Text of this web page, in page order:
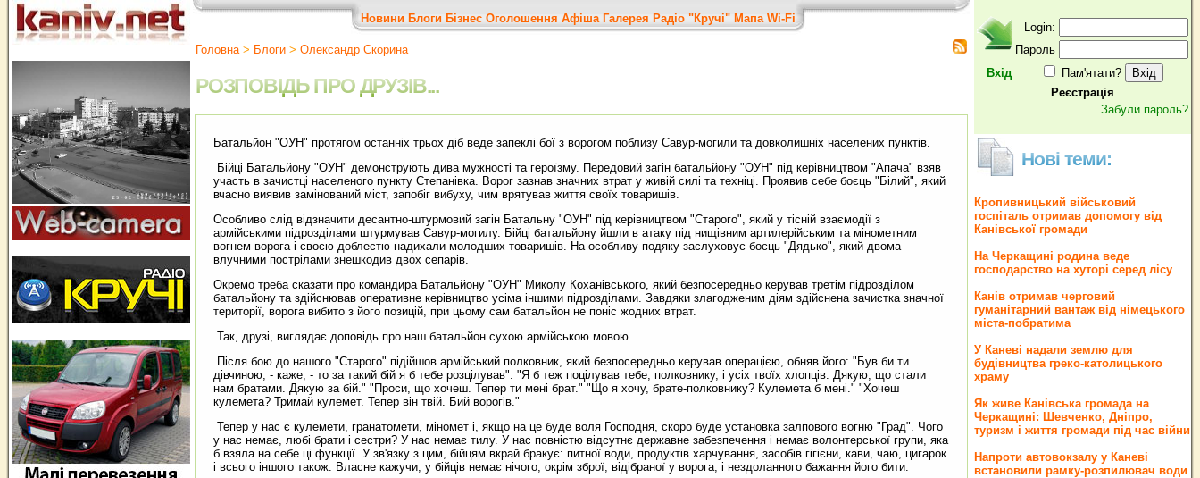
Новини Блоги Бізнес Оголошення Афіша Галерея Радіо "Кручі" Мапа Wi-Fi
Головна> Блоґи > Олександр Скорина
РОЗПОВІДЬ ПРО ДРУЗІВ...
Батальйон "ОУН" протягом останніх трьох діб веде запеклі бої з ворогом поблизу Савур-могили та довколишніх населених пунктів.
Бійці Батальйону "ОУН" демонструють дива мужності та героїзму. Передовий загін батальйону "ОУН" під керівництвом "Апача" взяв
участь в зачистці населеного пункту Степанівка. Ворог зазнав значних втрат у живій силі та техніці. Проявив себе боєць "Білий", який
вчасно виявив замінований міст, запобіг вибуху, чим врятував життя своїх товаришів.
Особливо слід відзначити десантно-штурмовий загін Батальну "ОУН" під керівництвом "Старого", який у тісній взаємодії з
армійськими підрозділами штурмував Савур-могилу. Бійці батальйону йшли в атаку під нищівним артилерійським та мінометним
вогнем ворога і своєю доблестю надихали молодших товаришів. На особливу подяку заслуховує боєць "Дядько", який двома
влучними пострілами знешкодив двох сепарів.
Окремо треба сказати про командира Батальйону "ОУН" Миколу Коханівського, який безпосередньо керував третім підрозділом
батальйону та здійснював оперативне керівництво усіма іншими підрозділами. Завдяки злагодженим діям здійснена зачистка значної
території, ворога вибито з його позицій, при цьому сам батальйон не поніс жодних втрат.
Так, друзі, виглядає доповідь про наш батальйон сухою армійською мовою.
Після бою до нашого "Старого" підійшов армійський полковник, який безпосередньо керував операцією, обняв його: "Був би ти
дівчиною, - каже, - то за такий бій я б тебе розцілував". "Я б теж поцілував тебе, полковнику, і усіх твоїх хлопців. Дякую, що стали
нам братами. Дякую за бій." "Проси, що хочеш. Тепер ти мені брат." "Що я хочу, брате-полковнику? Кулемета б мені." "Хочеш
кулемета? Тримай кулемет. Тепер він твій. Бий ворогів."
Тепер у нас є кулемети, гранатомети, міномет і, якщо на це буде воля Господня, скоро буде установка залпового вогню "Град". Чого
у нас немає, любі брати і сестри? У нас немає тилу. У нас повністю відсутнє державне забезпечення і немає волонтерської групи, яка
б взяла на себе ці функції. У зв'язку з цим, бійцям вкрай бракує: питної води, продуктів харчування, засобів гігієни, кави, чаю, цигарок
і всього іншого також. Власне кажучи, у бійців немає нічого, окрім зброї, відібраної у ворога, і нездоланного бажання його бити.
Вхід
Login:
Пароль
Пам'ятати?
Реєстрація
Забули пароль?
Нові теми:
Кропивницький військовий
госпіталь отримав допомогу від
Канівської громади
На Черкащині родина веде
господарство на хуторі серед лісу
Канів отримав черговий
гуманітарний вантаж від німецького
міста-побратима
У Каневі надали землю для
будівництва греко‐католицького
храму
Як живе Канівська громада на
Черкащині: Шевченко, Дніпро,
туризм і життя громади під час війни
Напроти автовокзалу у Каневі
встановили рамку-розпилювач води